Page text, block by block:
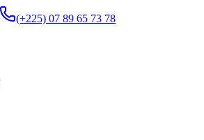
(+225) 07 89 65 73 78